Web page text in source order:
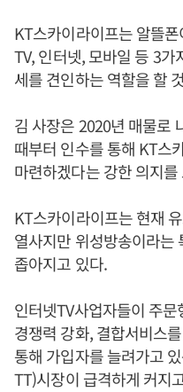
KT스카이라이프는 알뜰
TV, 인터넷, 모바일 등 3
세를 견인하는 역할을 할
김 사장은 2020년 매물로
때부터 인수를 통해 KT스
마련하겠다는 강한 의지를
KT스카이라이프는 현재
열사지만 위성방송이라는
좁아지고 있다.
인터넷TV사업자들이 주
경쟁력 강화, 결합서비스
통해 가입자를 늘려가고
TT)시장이 급격하게 커지